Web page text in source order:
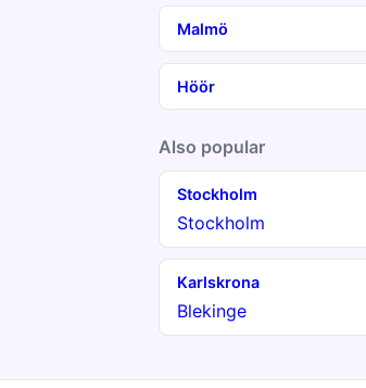
Malmö
Höör
Also popular
Stockholm
Stockholm
Karlskrona
Blekinge